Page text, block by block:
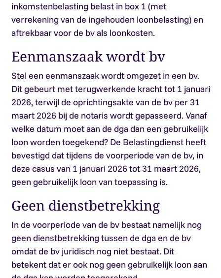
inkomstenbelasting belast in box 1 (met
verrekening van de ingehouden loonbelasting) en
aftrekbaar voor de bv als loonkosten.
Eenmanszaak wordt bv
Stel een eenmanszaak wordt omgezet in een bv.
Dit gebeurt met terugwerkende kracht tot 1 januari
2026, terwijl de oprichtingsakte van de bv per 31
maart 2026 bij de notaris wordt gepasseerd. Vanaf
welke datum moet aan de dga dan een gebruikelijk
loon worden toegekend? De Belastingdienst heeft
bevestigd dat tijdens de voorperiode van de bv, in
deze casus van 1 januari 2026 tot 31 maart 2026,
geen gebruikelijk loon van toepassing is.
Geen dienstbetrekking
In de voorperiode van de bv bestaat namelijk nog
geen dienstbetrekking tussen de dga en de bv
omdat de bv juridisch nog niet bestaat. Dit
betekent dat er ook nog geen gebruikelijk loon aan